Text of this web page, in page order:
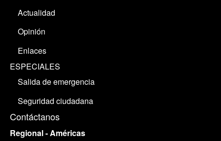
Actualidad
Opinión
Enlaces
ESPECIALES
Salida de emergencia
Seguridad ciudadana
Contáctanos
Regional - Américas